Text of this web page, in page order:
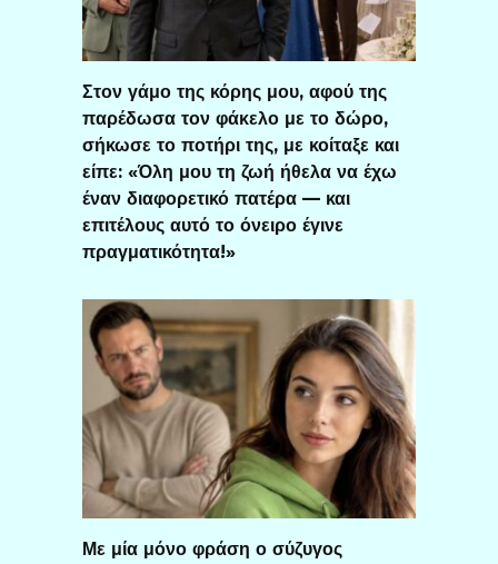
Στον γάμο της κόρης μου, αφού της
παρέδωσα τον φάκελο με το δώρο,
σήκωσε το ποτήρι της, με κοίταξε και
είπε: «Όλη μου τη ζωή ήθελα να έχω
έναν διαφορετικό πατέρα — και
επιτέλους αυτό το όνειρο έγινε
πραγματικότητα!»
Με μία μόνο φράση ο σύζυγος